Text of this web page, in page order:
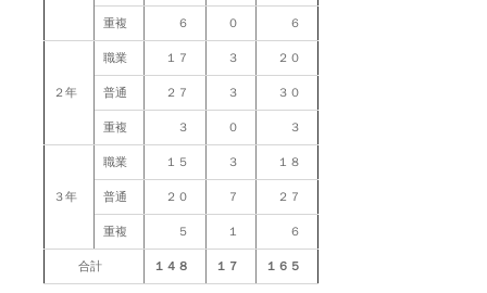
重複 ６ ０ ６
２年
職業 １７ ３ ２０
普通 ２７ ３ ３０
重複 ３ ０ ３
３年
職業 １５ ３ １８
普通 ２０ ７ ２７
重複 ５ １ ６
合計 １４８ １７ １６５